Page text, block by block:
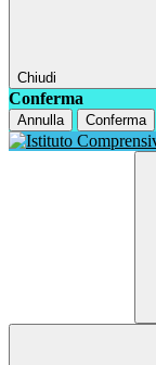
Chiudi
Conferma
Annulla Conferma